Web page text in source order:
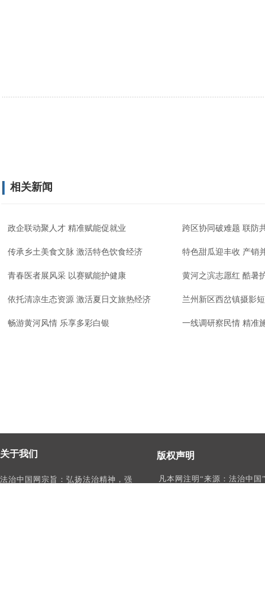
相关新闻
政企联动聚人才 精准赋能促就业 跨区协同破难题 联防
传承乡土美食文脉 激活特色饮食经济 特色甜瓜迎丰收 产销
青春医者展风采 以赛赋能护健康 黄河之滨志愿红 酷暑
依托清凉生态资源 激活夏日文旅热经济 兰州新区西岔镇摄影
畅游黄河风情 乐享多彩白银 一线调研察民情 精准
版权声明
凡本网注明“来源：法治中国
关于我们
法治中国网宗旨：弘扬法治精神，强